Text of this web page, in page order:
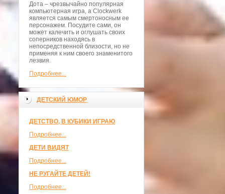
Дота – чрезвычайно популярная
компьютерная игра, а Clockwerk
является самым смертоносным ее
персонажем. Посудите сами, он
может калечить и оглушать своих
соперников находясь в
непосредственной близости, но не
применяя к ним своего знаменитого
лезвия.
Подробнее...
ДЕТСКИЙ ЮМОР
ДЕТСТВО, В КУБИКИ ИГРАЮ
Подробнее...
ДЕТИ ВИДЯТ
Подробнее...
НЕ РУГАЙТЕ ДЕТЕЙ!
Подробнее...